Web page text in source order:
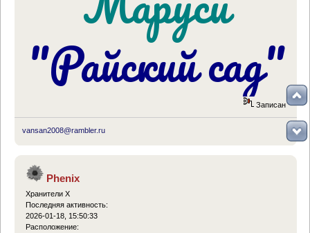
"Райский сад"
Записан
vansan2008@rambler.ru
Phenix
Хранители Х
Последняя активность:
2026-01-18, 15:50:33
Расположение: